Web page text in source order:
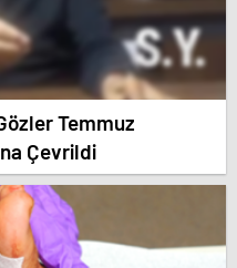
Temmuz
Çevrildi